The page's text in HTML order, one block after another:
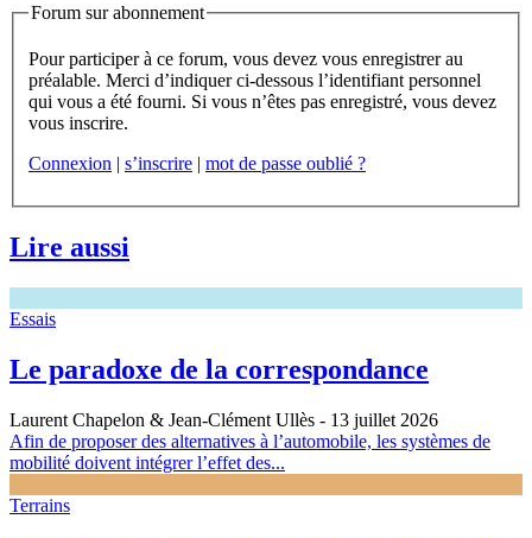
Forum sur abonnement
Pour participer à ce forum, vous devez vous enregistrer au
préalable. Merci d’indiquer ci-dessous l’identifiant personnel
qui vous a été fourni. Si vous n’êtes pas enregistré, vous devez
vous inscrire.
Connexion | s’inscrire | mot de passe oublié ?
Lire aussi
Essais
Le paradoxe de la correspondance
Laurent Chapelon & Jean-Clément Ullès - 13 juillet 2026
Afin de proposer des alternatives à l’automobile, les systèmes de
mobilité doivent intégrer l’effet des...
Terrains